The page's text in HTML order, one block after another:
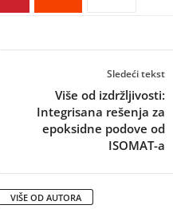
Sledeći tekst
Više od izdržljivosti:
Integrisana rešenja za
epoksidne podove od
ISOMAT-a
VIŠE OD AUTORA